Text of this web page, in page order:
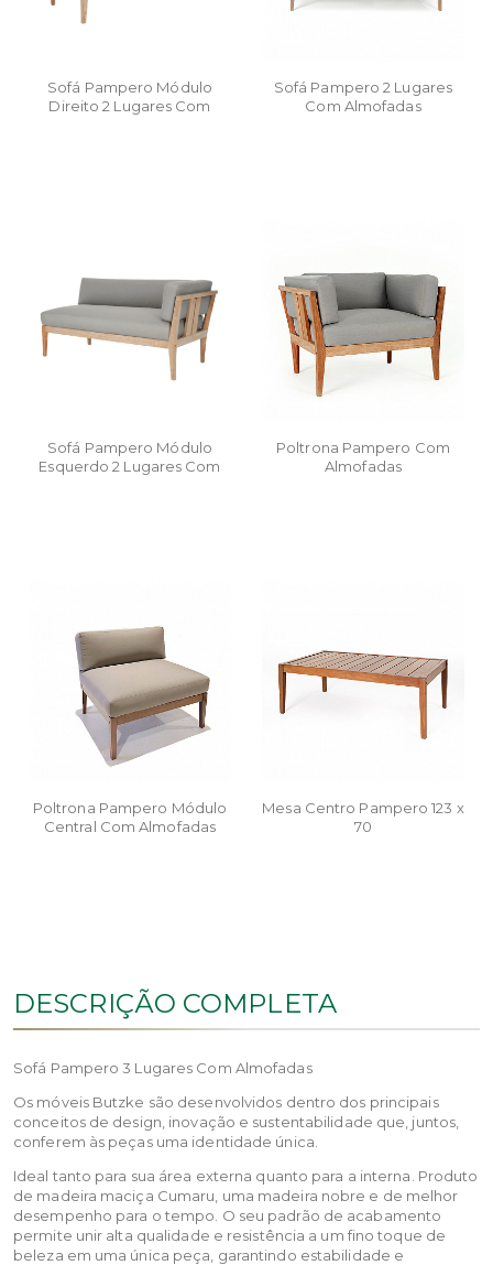
Sofá Pampero Módulo
Direito 2 Lugares Com
Sofá Pampero 2 Lugares
Com Almofadas
Sofá Pampero Módulo
Esquerdo 2 Lugares Com
Poltrona Pampero Com
Almofadas
Poltrona Pampero Módulo
Central Com Almofadas
Mesa Centro Pampero 123 x
70
DESCRIÇÃO COMPLETA
Sofá Pampero 3 Lugares Com Almofadas
Os móveis Butzke são desenvolvidos dentro dos principais
conceitos de design, inovação e sustentabilidade que, juntos,
conferem às peças uma identidade única.
Ideal tanto para sua área externa quanto para a interna. Produto
de madeira maciça Cumaru, uma madeira nobre e de melhor
desempenho para o tempo. O seu padrão de acabamento
permite unir alta qualidade e resistência a um fino toque de
beleza em uma única peça, garantindo estabilidade e